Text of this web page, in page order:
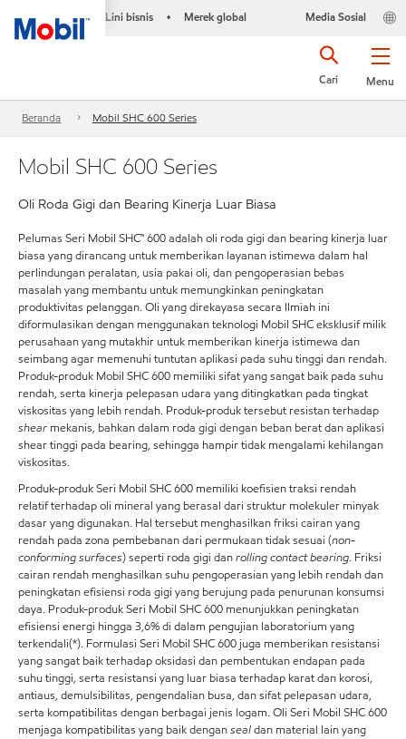
Lini bisnis • Merek global Media Sosial
Menu
Cari
Beranda Mobil SHC 600 Series
Mobil SHC 600 Series
Oli Roda Gigi dan Bearing Kinerja Luar Biasa
Pelumas Seri Mobil SHC™ 600 adalah oli roda gigi dan bearing kinerja luar
biasa yang dirancang untuk memberikan layanan istimewa dalam hal
perlindungan peralatan, usia pakai oli, dan pengoperasian bebas
masalah yang membantu untuk memungkinkan peningkatan
produktivitas pelanggan. Oli yang direkayasa secara Ilmiah ini
diformulasikan dengan menggunakan teknologi Mobil SHC eksklusif milik
perusahaan yang mutakhir untuk memberikan kinerja istimewa dan
seimbang agar memenuhi tuntutan aplikasi pada suhu tinggi dan rendah.
Produk-produk Mobil SHC 600 memiliki sifat yang sangat baik pada suhu
rendah, serta kinerja pelepasan udara yang ditingkatkan pada tingkat
viskositas yang lebih rendah. Produk-produk tersebut resistan terhadap
shear mekanis, bahkan dalam roda gigi dengan beban berat dan aplikasi
shear tinggi pada bearing, sehingga hampir tidak mengalami kehilangan
viskositas.
Produk-produk Seri Mobil SHC 600 memiliki koefisien traksi rendah
relatif terhadap oli mineral yang berasal dari struktur molekuler minyak
dasar yang digunakan. Hal tersebut menghasilkan friksi cairan yang
rendah pada zona pembebanan dari permukaan tidak sesuai (non-
conforming surfaces) seperti roda gigi danrolling contact bearing. Friksi
cairan rendah menghasilkan suhu pengoperasian yang lebih rendah dan
peningkatan efisiensi roda gigi yang berujung pada penurunan konsumsi
daya. Produk-produk Seri Mobil SHC 600 menunjukkan peningkatan
efisiensi energi hingga 3,6% di dalam pengujian laboratorium yang
terkendali(*). Formulasi Seri Mobil SHC 600 juga memberikan resistansi
yang sangat baik terhadap oksidasi dan pembentukan endapan pada
suhu tinggi, serta resistansi yang luar biasa terhadap karat dan korosi,
antiaus, demulsibilitas, pengendalian busa, dan sifat pelepasan udara,
serta kompatibilitas dengan berbagai jenis logam. Oli Seri Mobil SHC 600
menjaga kompatibilitas yang baik dengansealdan material lain yang